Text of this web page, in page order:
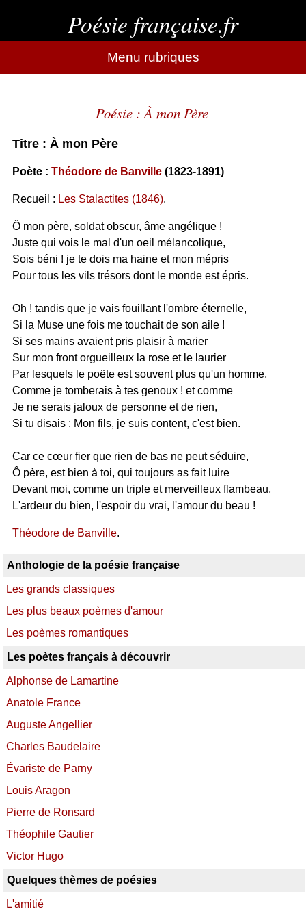
Poésie française.fr
Menu rubriques
Poésie : À mon Père
Titre : À mon Père
Poète : Théodore de Banville(1823-1891)
Recueil : Les Stalactites (1846).
Ô mon père, soldat obscur, âme angélique !
Juste qui vois le mal d'un oeil mélancolique,
Sois béni ! je te dois ma haine et mon mépris
Pour tous les vils trésors dont le monde est épris.
Oh ! tandis que je vais fouillant l'ombre éternelle,
Si la Muse une fois me touchait de son aile !
Si ses mains avaient pris plaisir à marier
Sur mon front orgueilleux la rose et le laurier
Par lesquels le poëte est souvent plus qu'un homme,
Comme je tomberais à tes genoux ! et comme
Je ne serais jaloux de personne et de rien,
Si tu disais : Mon fils, je suis content, c'est bien.
Car ce cœur fier que rien de bas ne peut séduire,
Ô père, est bien à toi, qui toujours as fait luire
Devant moi, comme un triple et merveilleux flambeau,
L'ardeur du bien, l'espoir du vrai, l'amour du beau !
Théodore de Banville.
Anthologie de la poésie française
Les grands classiques
Les plus beaux poèmes d'amour
Les poèmes romantiques
Les poètes français à découvrir
Alphonse de Lamartine
Anatole France
Auguste Angellier
Charles Baudelaire
Évariste de Parny
Louis Aragon
Pierre de Ronsard
Théophile Gautier
Victor Hugo
Quelques thèmes de poésies
L'amitié